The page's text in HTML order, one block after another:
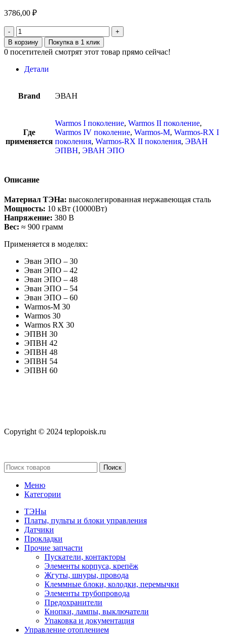
3786,00 ₽
В корзину Покупка в 1 клик
0 посетителей смотрят этот товар прямо сейчас!
Детали
Brand ЭВАН
Где
применяется
Warmos I поколение, Warmos II поколение,
Warmos IV поколение, Warmos-M, Warmos-RX I
поколения, Warmos-RX II поколения, ЭВАН
ЭПВН, ЭВАН ЭПО
Описание
Материал ТЭНа: высоколегированная нержавеющая сталь
Мощность: 10 кВт (10000Вт)
Напряжение: 380 В
Вес: ≈ 900 грамм
Применяется в моделях:
Эван ЭПО – 30
Эван ЭПО – 42
Эван ЭПО – 48
Эван ЭПО – 54
Эван ЭПО – 60
Warmos-M 30
Warmos 30
Warmos RX 30
ЭПВН 30
ЭПВН 42
ЭПВН 48
ЭПВН 54
ЭПВН 60
Copyright © 2024 teplopoisk.ru
Поиск
Меню
Категории
ТЭНы
Платы, пульты и блоки управления
Датчики
Прокладки
Прочие запчасти
Пускатели, контакторы
Элементы корпуса, крепёж
Жгуты, шнуры, провода
Клеммные блоки, колодки, перемычки
Элементы трубопровода
Предохранители
Кнопки, лампы, выключатели
Упаковка и документация
Управление отоплением